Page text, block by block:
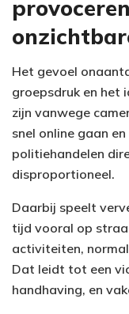
Het gevoel
groepsdruk en het
zijn vanwege
snel online gaan
politiehandelen
disproportioneel.
Daarbij speelt
tijd vooral op
activiteiten,
Dat leidt tot een
handhaving, en